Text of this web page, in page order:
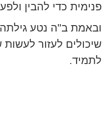
פנימית כדי להבין
ובאמת ב"ה נטע
שיכולים לעזור לעשות
לתמיד.